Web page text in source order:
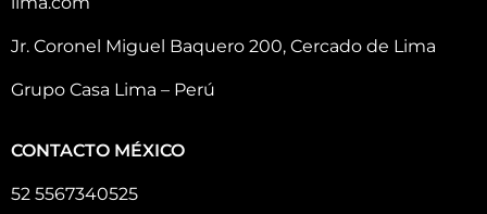
Jr. Coronel Miguel Baquero 200, Cercado de Lima
Grupo Casa Lima – Perú
CONTACTO MÉXICO
52 5567340525